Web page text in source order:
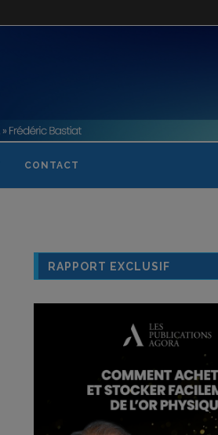
CONTACT
RAPPORT EXCLUSIF